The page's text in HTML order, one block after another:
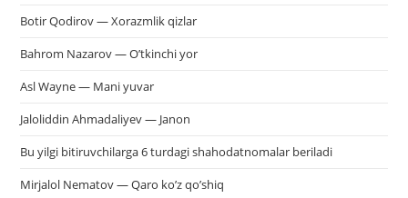
Botir Qodirov — Xorazmlik qizlar
Bahrom Nazarov — O’tkinchi yor
Asl Wayne — Mani yuvar
Jaloliddin Ahmadaliyev — Janon
Bu yilgi bitiruvchilarga 6 turdagi shahodatnomalar beriladi
Mirjalol Nematov — Qaro ko’z qo’shiq